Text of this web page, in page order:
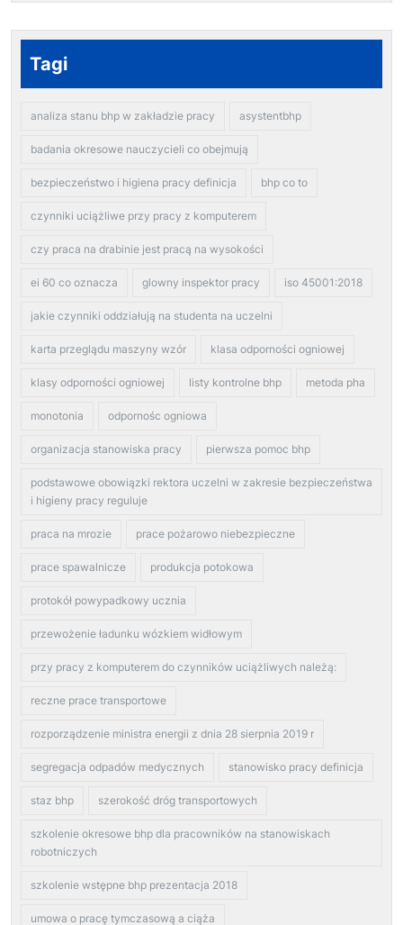
Tagi
analiza stanu bhp w zakładzie pracy asystentbhp
badania okresowe nauczycieli co obejmują
bezpieczeństwo i higiena pracy definicja bhp co to
czynniki uciążliwe przy pracy z komputerem
czy praca na drabinie jest pracą na wysokości
ei 60 co oznacza glowny inspektor pracy iso 45001:2018
jakie czynniki oddziałują na studenta na uczelni
karta przeglądu maszyny wzór klasa odporności ogniowej
klasy odporności ogniowej listy kontrolne bhp metoda pha
monotonia odpornośc ogniowa
organizacja stanowiska pracy pierwsza pomoc bhp
podstawowe obowiązki rektora uczelni w zakresie bezpieczeństwa
i higieny pracy reguluje
praca na mrozie prace pożarowo niebezpieczne
prace spawalnicze produkcja potokowa
protokół powypadkowy ucznia
przewożenie ładunku wózkiem widłowym
przy pracy z komputerem do czynników uciążliwych należą:
reczne prace transportowe
rozporządzenie ministra energii z dnia 28 sierpnia 2019 r
segregacja odpadów medycznych stanowisko pracy definicja
staz bhp szerokość dróg transportowych
szkolenie okresowe bhp dla pracowników na stanowiskach
robotniczych
szkolenie wstępne bhp prezentacja 2018
umowa o pracę tymczasową a ciąża